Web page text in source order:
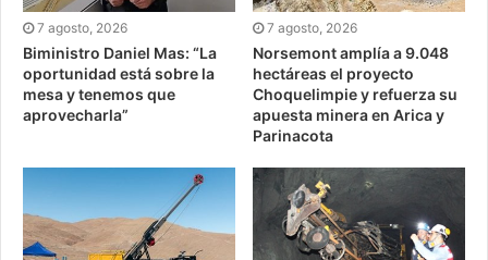
7 agosto, 2026
Biministro Daniel Mas: “La
oportunidad está sobre la
mesa y tenemos que
aprovecharla”
7 agosto, 2026
Norsemont amplía a 9.048
hectáreas el proyecto
Choquelimpie y refuerza su
apuesta minera en Arica y
Parinacota